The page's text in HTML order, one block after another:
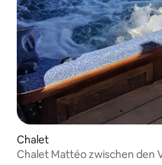
Chalet
Chalet Mattéo zwischen den